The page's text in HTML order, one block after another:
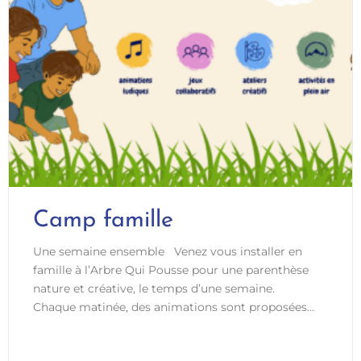
Camp famille
Une semaine ensemble Venez vous installer en
famille à l’Arbre Qui Pousse pour une parenthèse
nature et créative, le temps d’une semaine.
Chaque matinée, des animations sont proposées